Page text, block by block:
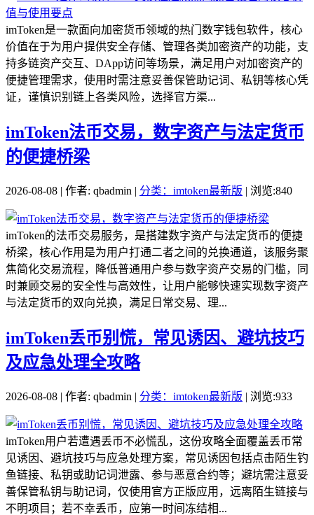
imToken是一款面向加密货币领域的热门数字钱包软件，核心
价值在于为用户提供安全存储、管理各类加密资产的功能，支
持多链资产交互、DApp访问等场景，满足用户对加密资产的
便捷管理需求，使用时需注意妥善保管助记词、私钥等核心凭
证，谨慎识别链上各类风险，选择官方渠...
imToken法币交易，数字资产与法定货币
的便捷桥梁
2026-08-08 | 作者: qbadmin | 分类：imtoken最新版 | 浏览:840
imToken的法币交易服务，是搭建数字资产与法定货币的便捷
桥梁，核心作用是为用户打通二者之间的兑换通道，该服务聚
焦简化交易流程，降低普通用户参与数字资产交易的门槛，同
时兼顾交易的安全性与高效性，让用户能够快速实现数字资产
与法定货币的双向兑换，满足日常交易、理...
imToken丢币别慌，常见诱因、避坑技巧
及应急处理全攻略
2026-08-08 | 作者: qbadmin | 分类：imtoken最新版 | 浏览:933
imToken用户若遭遇丢币不必慌乱，这份攻略全面覆盖丢币常
见诱因、避坑技巧与应急处理方案，常见诱因包括点击陌生钓
鱼链接、私钥或助记词泄露、参与恶意合约等；避坑需注意妥
善保管私钥与助记词，仅使用官方正版应用，远离陌生链接与
不明项目；若不幸丢币，应第一时间冻结相...